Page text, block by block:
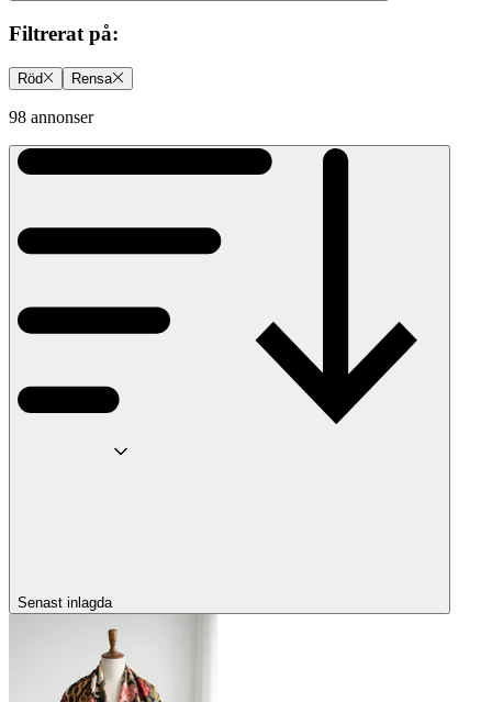
Filtrerat på:
Röd Rensa
98 annonser
Senast inlagda